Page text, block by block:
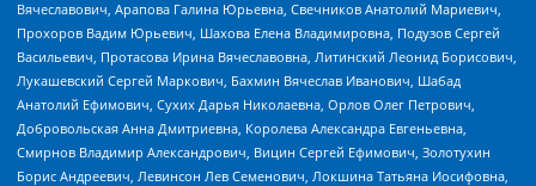
Вячеславович, Арапова Галина Юрьевна, Свечников Анатолий Мариевич,
Прохоров Вадим Юрьевич, Шахова Елена Владимировна, Подузов Сергей
Васильевич, Протасова Ирина Вячеславовна, Литинский Леонид Борисович,
Лукашевский Сергей Маркович, Бахмин Вячеслав Иванович, Шабад
Анатолий Ефимович, Сухих Дарья Николаевна, Орлов Олег Петрович,
Добровольская Анна Дмитриевна, Королева Александра Евгеньевна,
Смирнов Владимир Александрович, Вицин Сергей Ефимович, Золотухин
Борис Андреевич, Левинсон Лев Семенович, Локшина Татьяна Иосифовна,